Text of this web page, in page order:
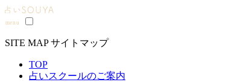
SITE MAPサイトマップ
TOP
占いスクールのご案内